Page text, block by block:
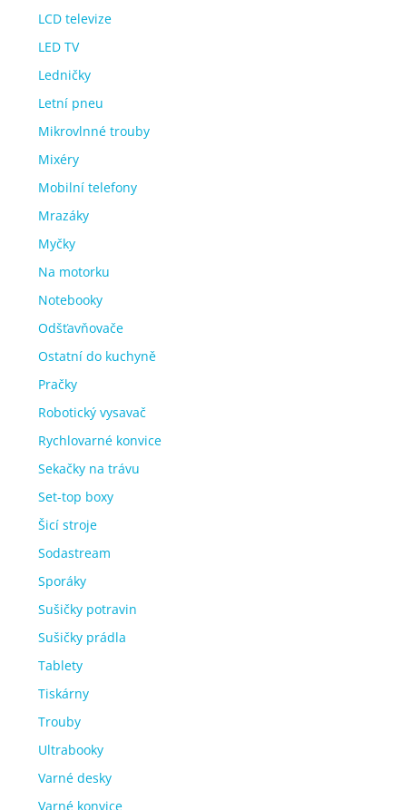
LCD televize
LED TV
Ledničky
Letní pneu
Mikrovlnné trouby
Mixéry
Mobilní telefony
Mrazáky
Myčky
Na motorku
Notebooky
Odšťavňovače
Ostatní do kuchyně
Pračky
Robotický vysavač
Rychlovarné konvice
Sekačky na trávu
Set-top boxy
Šicí stroje
Sodastream
Sporáky
Sušičky potravin
Sušičky prádla
Tablety
Tiskárny
Trouby
Ultrabooky
Varné desky
Varné konvice